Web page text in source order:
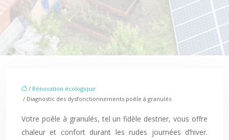
/ Rénovation écologique
/ Diagnostic des dysfonctionnements poêle à granulés
Votre poêle à granulés, tel un fidèle destrier, vous offre
chaleur et confort durant les rudes journées d’hiver.